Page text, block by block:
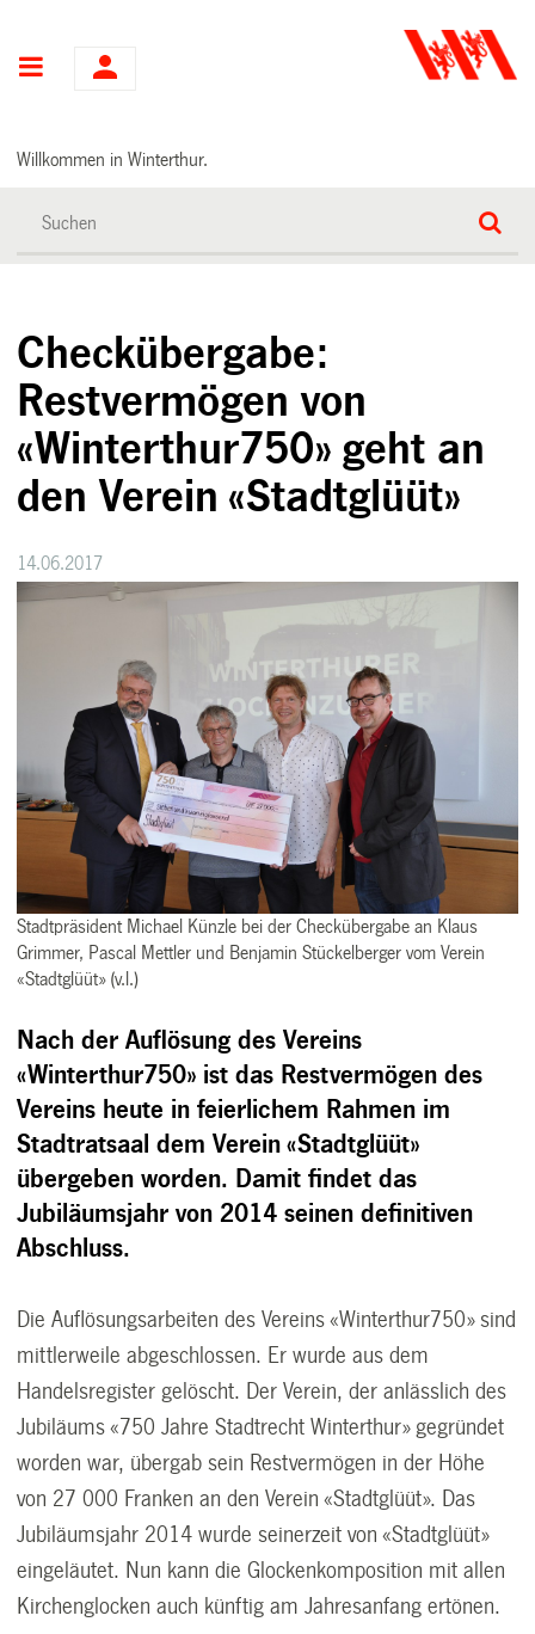
Hauptnavigation
Willkommen in Winterthur.
Checkübergabe:
Restvermögen von
«Winterthur750» geht an
den Verein «Stadtglüüt»
14.06.2017
Stadtpräsident Michael Künzle bei der Checkübergabe an Klaus
Grimmer, Pascal Mettler und Benjamin Stückelberger vom Verein
«Stadtglüüt» (v.l.)
Nach der Auflösung des Vereins
«Winterthur750» ist das Restvermögen des
Vereins heute in feierlichem Rahmen im
Stadtratsaal dem Verein «Stadtglüüt»
übergeben worden. Damit findet das
Jubiläumsjahr von 2014 seinen definitiven
Abschluss.
Die Auflösungsarbeiten des Vereins «Winterthur750» sind
mittlerweile abgeschlossen. Er wurde aus dem
Handelsregister gelöscht. Der Verein, der anlässlich des
Jubiläums «750 Jahre Stadtrecht Winterthur» gegründet
worden war, übergab sein Restvermögen in der Höhe
von 27 000 Franken an den Verein «Stadtglüüt». Das
Jubiläumsjahr 2014 wurde seinerzeit von «Stadtglüüt»
eingeläutet. Nun kann die Glockenkomposition mit allen
Kirchenglocken auch künftig am Jahresanfang ertönen.